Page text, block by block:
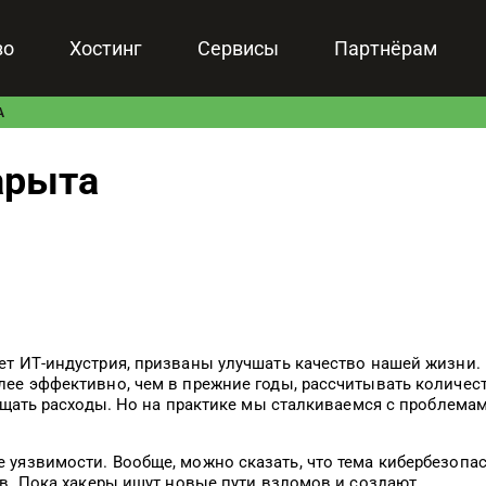
Хостинг Сервисы Партнёрам
ИТ-индустрия, призваны улучшать качество нашей жизни.
эффективно, чем в прежние годы, рассчитывать
расходы. Но на практике мы сталкиваемся с
Вообще, можно сказать, что тема